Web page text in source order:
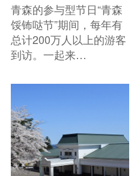
青森的参与型节日“青森
馁钸哒节”期间，每年有
总计200万人以上的游客
到访。一起来…